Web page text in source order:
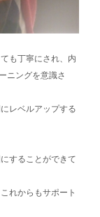
も丁寧にされ、内
ニングを意識さ
レベルアップする
することができて
れからもサポート